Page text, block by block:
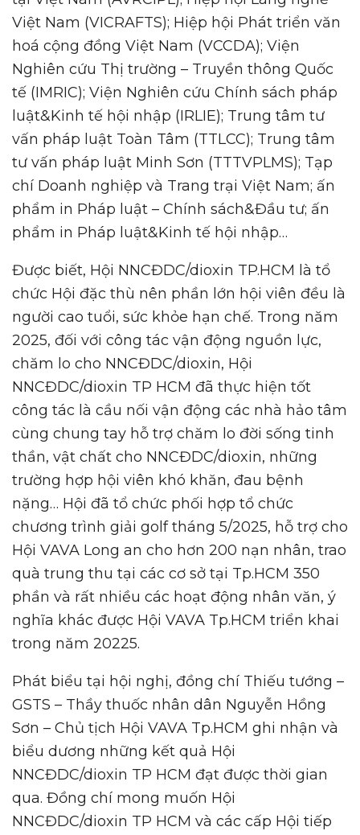
Việt Nam (VICRAFTS); Hiệp hội Phát triển văn
hoá cộng đồng Việt Nam (VCCDA); Viện
Nghiên cứu Thị trường – Truyền thông Quốc
tế (IMRIC); Viện Nghiên cứu Chính sách pháp
luật&Kinh tế hội nhập (IRLIE); Trung tâm tư
vấn pháp luật Toàn Tâm (TTLCC); Trung tâm
tư vấn pháp luật Minh Sơn (TTTVPLMS); Tạp
chí Doanh nghiệp và Trang trại Việt Nam; ấn
phẩm in Pháp luật – Chính sách&Đầu tư; ấn
phẩm in Pháp luật&Kinh tế hội nhập…
Được biết, Hội NNCĐDC/dioxin TP.HCM là tổ
chức Hội đặc thù nên phần lớn hội viên đều là
người cao tuổi, sức khỏe hạn chế. Trong năm
2025, đối với công tác vận động nguồn lực,
chăm lo cho NNCĐDC/dioxin, Hội
NNCĐDC/dioxin TP HCM đã thực hiện tốt
công tác là cầu nối vận động các nhà hảo tâm
cùng chung tay hỗ trợ chăm lo đời sống tinh
thần, vật chất cho NNCĐDC/dioxin, những
trường hợp hội viên khó khăn, đau bệnh
nặng… Hội đã tổ chức phối hợp tổ chức
chương trình giải golf tháng 5/2025, hỗ trợ cho
Hội VAVA Long an cho hơn 200 nạn nhân, trao
quà trung thu tại các cơ sở tại Tp.HCM 350
phần và rất nhiều các hoạt động nhân văn, ý
nghĩa khác được Hội VAVA Tp.HCM triển khai
trong năm 20225.
Phát biểu tại hội nghị, đồng chí Thiếu tướng –
GSTS – Thầy thuốc nhân dân Nguyễn Hồng
Sơn – Chủ tịch Hội VAVA Tp.HCM ghi nhận và
biểu dương những kết quả Hội
NNCĐDC/dioxin TP HCM đạt được thời gian
qua. Đồng chí mong muốn Hội
NNCĐDC/dioxin TP HCM và các cấp Hội tiếp